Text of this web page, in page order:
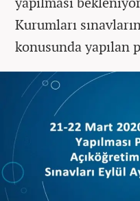
Kurumları
konusunda yapılan